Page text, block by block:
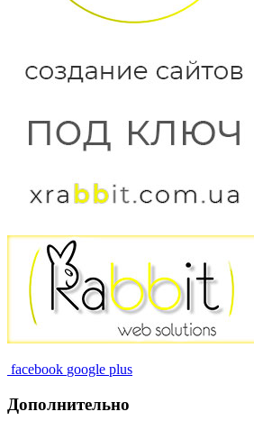
facebook google plus
Дополнительно